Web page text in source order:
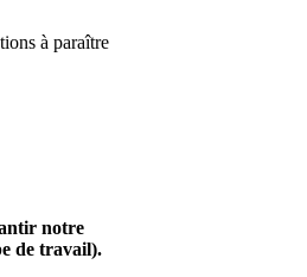
à paraître
notre
de travail).